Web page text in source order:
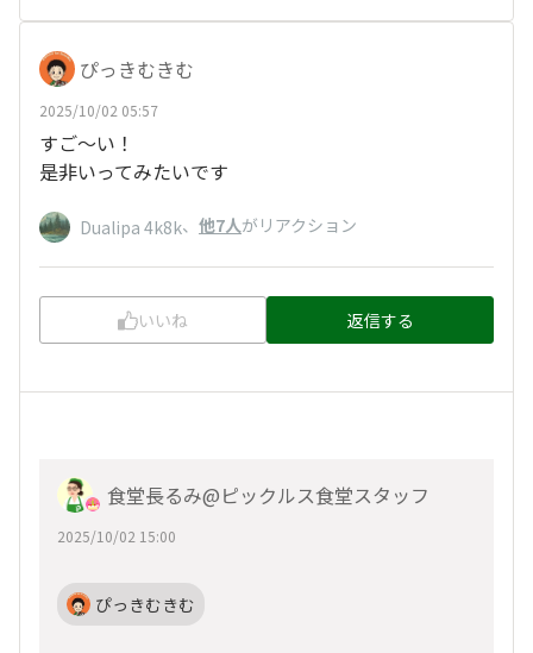
ぴっきむきむ
2025/10/02 05:57
すご〜い！
是非いってみたいです
Dualipa 4k8k、 他7人がリアクション
いいね 返信する
食堂長るみ@ピックルス食堂スタッフ
2025/10/02 15:00
ぴっきむきむ